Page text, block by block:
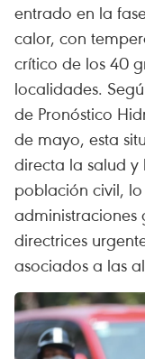
entrado en la
calor, con
crítico de los 40
localidades.
de Pronóstico
de mayo, esta
directa la salud y
población civil,
administraciones
directrices
asociados a las